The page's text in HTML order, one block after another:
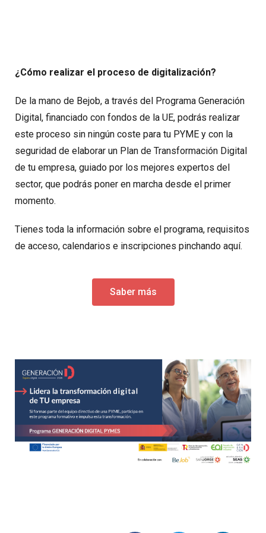
¿Cómo realizar el proceso de digitalización?
De la mano de Bejob, a través del Programa Generación
Digital, financiado con fondos de la UE, podrás realizar
este proceso sin ningún coste para tu PYME y con la
seguridad de elaborar un Plan de Transformación Digital
de tu empresa, guiado por los mejores expertos del
sector, que podrás poner en marcha desde el primer
momento.
Tienes toda la información sobre el programa, requisitos
de acceso, calendarios e inscripciones pinchando aquí.
Saber más